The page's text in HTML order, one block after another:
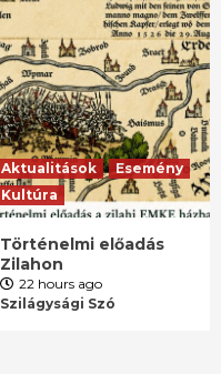
Aktualitások
Esemény
Kultúra
Történelmi előadás
Zilahon
22 hours ago
Szilágysági Szó